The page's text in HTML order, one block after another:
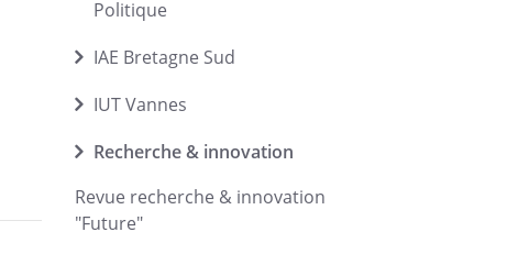
Politique
IAE Bretagne Sud
IUT Vannes
Recherche & innovation
Revue recherche & innovation
"Future"